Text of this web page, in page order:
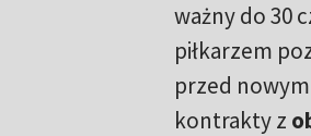
ważny do 30
piłkarzem
przed
kontrakty z